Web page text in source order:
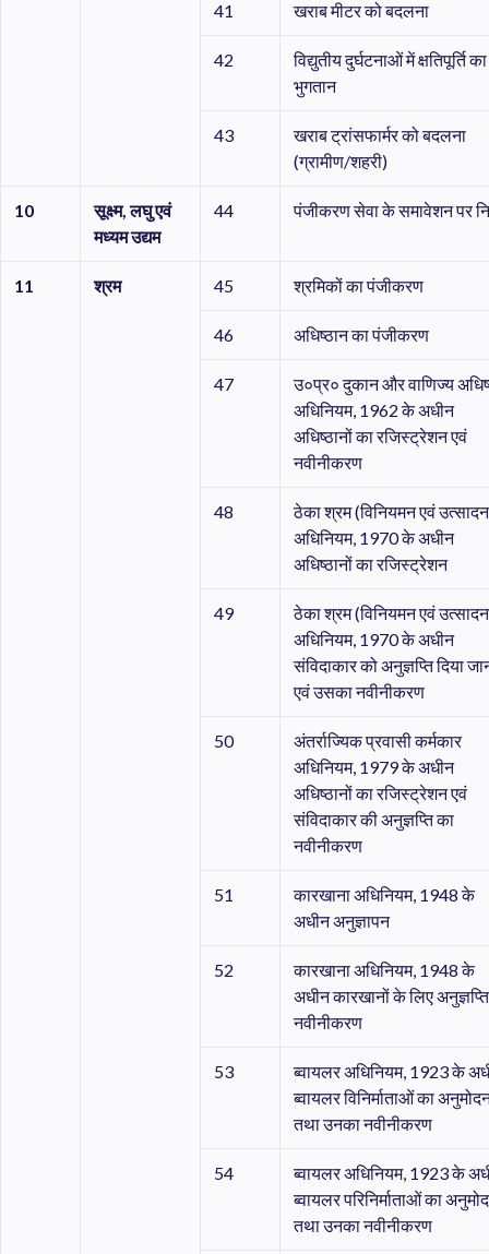
41 खराब मीटर को बदलना
42
विद्युतीय दुर्घटनाओं में क्षतिपूर्ति का
भुगतान
43
खराब ट्रांसफार्मर को बदलना
(ग्रामीण/शहरी)
10 सूक्ष्म,लघुएवं
मध्यमउद्यम
44 पंजीकरण सेवा के समावेशन पर
11 श्रम 45 श्रमिकों का पंजीकरण
46 अधिष्ठान का पंजीकरण
47
उ०प्र० दुकान और वाणिज्य
अधिनियम, 1962 के अधीन
अधिष्ठानों का रजिस्ट्रेशन एवं
नवीनीकरण
48
ठेका श्रम (विनियमन एवं
अधिनियम, 1970 के अधीन
अधिष्ठानों का रजिस्ट्रेशन
49
ठेका श्रम (विनियमन एवं
अधिनियम, 1970 के अधीन
संविदाकार को अनुज्ञप्ति दिया
एवं उसका नवीनीकरण
50
अंतर्राज्यिक प्रवासी कर्मकार
अधिनियम, 1979 के अधीन
अधिष्ठानों का रजिस्ट्रेशन एवं
संविदाकार की अनुज्ञप्ति का
नवीनीकरण
51
कारखाना अधिनियम, 1948 के
अधीन अनुज्ञापन
52
कारखाना अधिनियम, 1948 के
अधीन कारखानों के लिए
नवीनीकरण
53
ब्वायलर अधिनियम, 1923 के
ब्वायलर विनिर्माताओं का
तथा उनका नवीनीकरण
54
ब्वायलर अधिनियम, 1923 के
ब्वायलर परिनिर्माताओं का
तथा उनका नवीनीकरण